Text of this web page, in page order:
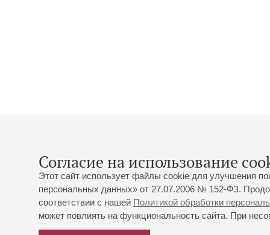
Согласие на использование
Этот сайт использует файлы cookie для улучшения
персональных данных» от 27.07.2006 № 152-ФЗ.
соответствии с нашей Политикой обработки
может повлиять на функциональность сайта. При